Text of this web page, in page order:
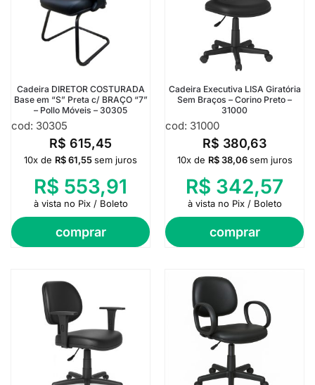
Cadeira DIRETOR COSTURADA
Base em “S” Preta c/ BRAÇO “7”
– Pollo Móveis – 30305
cod: 30305
R$ 615,45
comprar
10x de R$61,55sem juros
R$ 553,91
à vista no Pix / Boleto
Cadeira Executiva LISA Giratória
Sem Braços – Corino Preto –
31000
cod: 31000
R$ 380,63
comprar
10x de R$38,06 sem juros
R$ 342,57
à vista no Pix / Boleto